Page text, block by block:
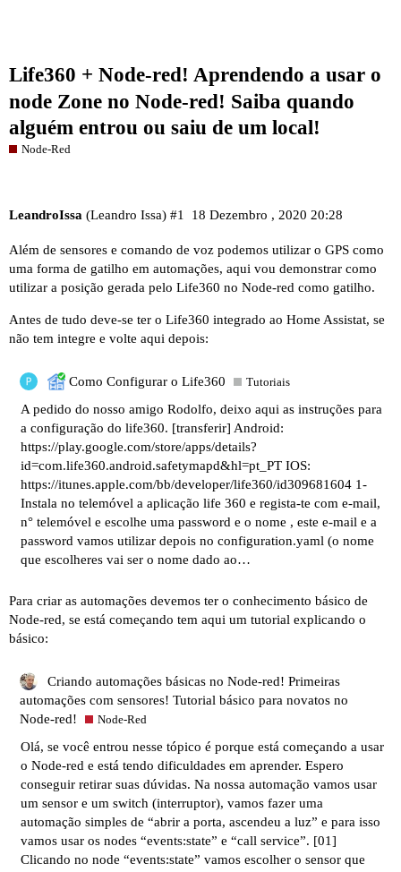
Life360 + Node-red! Aprendendo a usar o
node Zone no Node-red! Saiba quando
alguém entrou ou saiu de um local!
Node-Red
LeandroIssa (Leandro Issa) 18 Dezembro , 2020 20:28
#1
Além de sensores e comando de voz podemos utilizar o GPS como
uma forma de gatilho em automações, aqui vou demonstrar como
utilizar a posição gerada pelo Life360 no Node-red como gatilho.
Antes de tudo deve-se ter o Life360 integrado ao Home Assistat, se
não tem integre e volte aqui depois:
Como Configurar o Life360 Tutoriais
A pedido do nosso amigo Rodolfo, deixo aqui as instruções para
a configuração do life360. [transferir] Android:
https://play.google.com/store/apps/details?
id=com.life360.android.safetymapd&hl=pt_PT IOS:
https://itunes.apple.com/bb/developer/life360/id309681604 1-
Instala no telemóvel a aplicação life 360 e regista-te com e-mail,
n° telemóvel e escolhe uma password e o nome , este e-mail e a
password vamos utilizar depois no configuration.yaml (o nome
que escolheres vai ser o nome dado ao…
Para criar as automações devemos ter o conhecimento básico de
Node-red, se está começando tem aqui um tutorial explicando o
básico:
Criando automações básicas no Node-red! Primeiras
automações com sensores! Tutorial básico para novatos no
Node-red!
Node-Red
Olá, se você entrou nesse tópico é porque está começando a usar
o Node-red e está tendo dificuldades em aprender. Espero
conseguir retirar suas dúvidas. Na nossa automação vamos usar
um sensor e um switch (interruptor), vamos fazer uma
automação simples de “abrir a porta, ascendeu a luz” e para isso
vamos usar os nodes “events:state” e “call service”. [01]
Clicando no node “events:state” vamos escolher o sensor que